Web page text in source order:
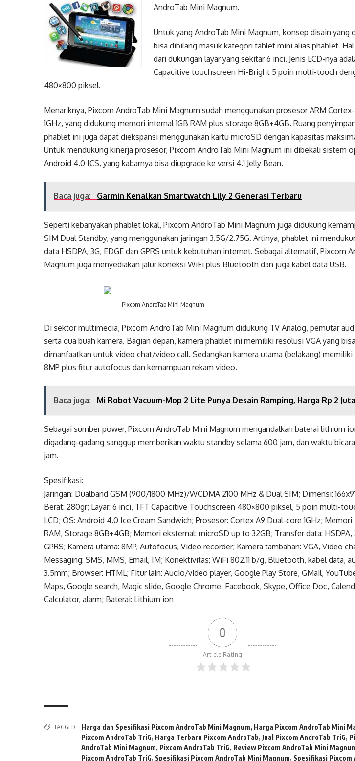
AndroTab Mini Magnum.
Untuk yang AndroTab Mini Magnum, konsep disain yang
bisa dibilang masuk kategori tablet mini alias phablet.
dari dukungan layar yang sekitar 6 inci. Jenis LCD-nya
Capacitive touchscreen Hi-Bright 5 poin multi-touch
480×800 piksel.
Menariknya, Pixcom AndroTab Mini Magnum sudah menggunakan prosesor ARM
1GHz, yang didukung memori internal 1GB RAM plus storage 8GB+4GB. Ruang
phablet ini juga dapat diekspansi menggunakan kartu microSD dengan kapasitas
Untuk mendukung kinerja prosesor, Pixcom AndroTab Mini Magnum ini dibekali sistem
Android 4.0 ICS, yang kabarnya bisa diupgrade ke versi 4.1 Jelly Bean.
Baca juga: Garmin Kenalkan Smartwatch Lily 2 Generasi Terbaru
Seperti kebanyakan phablet lokal, Pixcom AndroTab Mini Magnum juga didukung
SIM Dual Standby, yang menggunakan jaringan 3.5G/2.75G. Artinya, phablet ini
data HSDPA, 3G, EDGE dan GPRS untuk kebutuhan internet. Sebagai alternatif, Pixcom
Magnum juga menyediakan jalur koneksi WiFi plus Bluetooth dan juga kabel data USB.
Pixcom AndroTab Mini Magnum
Di sektor multimedia, Pixcom AndroTab Mini Magnum didukung TV Analog, pemutar
serta dua buah kamera. Bagian depan, kamera phablet ini memiliki resolusi VGA yang bisa
dimanfaatkan untuk video chat/video call. Sedangkan kamera utama (belakang) memiliki
8MP plus fitur autofocus dan kemampuan rekam video.
Baca juga: Mi Robot Vacuum-Mop 2 Lite Punya Desain Ramping, Harga Rp 2
Sebagai sumber power, Pixcom AndroTab Mini Magnum mengandalkan baterai lithium
digadang-gadang sanggup memberikan waktu standby selama 600 jam, dan waktu bicara
jam.
Spesifikasi:
Jaringan: Dualband GSM (900/1800 MHz)/WCDMA 2100 MHz & Dual SIM; Dimensi:
Berat: 280gr; Layar: 6 inci, TFT Capacitive Touchscreen 480×800 piksel, 5 poin multi-
LCD; OS: Android 4.0 Ice Cream Sandwich; Prosesor: Cortex A9 Dual-core 1GHz; Memori
RAM, Storage 8GB+4GB; Memori eksternal: microSD up to 32GB; Transfer data: HSDPA,
GPRS; Kamera utama: 8MP, Autofocus, Video recorder; Kamera tambahan: VGA, Video
Messaging: SMS, MMS, Email, IM; Konektivitas: WiFi 802.11 b/g, Bluetooth, kabel data,
3.5mm; Browser: HTML; Fitur lain: Audio/video player, Google Play Store, GMail,
Maps, Google search, Magic slide, Google Chrome, Facebook, Skype, Office Doc,
Calculator, alarm; Baterai: Lithium ion
0
Article Rating
TAGGED: Harga dan Spesifikasi Pixcom AndroTab Mini Magnum, Harga Pixcom AndroTab Mini
Pixcom AndroTab TriG, Harga Terbaru Pixcom AndroTab, Jual Pixcom AndroTab TriG,
AndroTab Mini Magnum, Pixcom AndroTab TriG, Review Pixcom AndroTab Mini
Pixcom AndroTab TriG, Spesifikasi Pixcom AndroTab Mini Magnum, Spesifikasi Pixcom